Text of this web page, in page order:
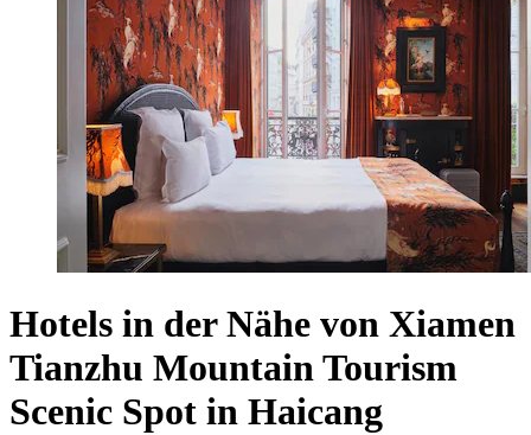
Hotels in der Nähe von Xiamen
Tianzhu Mountain Tourism
Scenic Spot in Haicang